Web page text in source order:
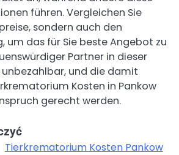
führen. Vergleichen Sie
sondern auch den
um das für Sie beste Angebot zu
Partner in dieser
und die damit
Kosten in Pankow
gerecht werden.
Tierkrematorium Kosten Pankow